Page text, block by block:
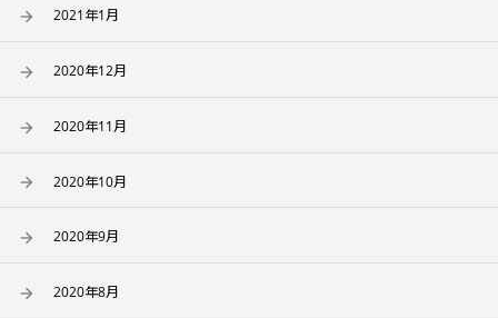
2021年1月
2020年12月
2020年11月
2020年10月
2020年9月
2020年8月